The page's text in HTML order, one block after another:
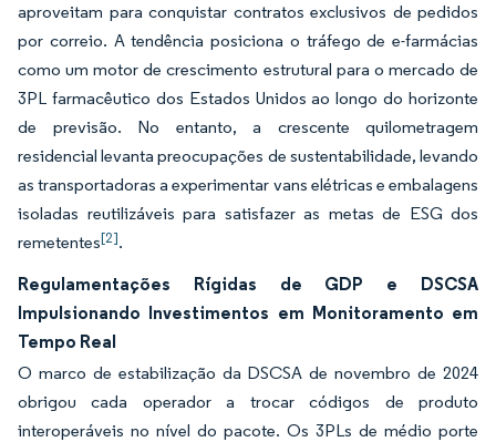
aproveitam para conquistar contratos exclusivos de pedidos
por correio. A tendência posiciona o tráfego de e-farmácias
como um motor de crescimento estrutural para o mercado de
3PL farmacêutico dos Estados Unidos ao longo do horizonte
de previsão. No entanto, a crescente quilometragem
residencial levanta preocupações de sustentabilidade, levando
as transportadoras a experimentar vans elétricas e embalagens
isoladas reutilizáveis para satisfazer as metas de ESG dos
remetentes[2].
Regulamentações Rígidas de GDP e DSCSA
Impulsionando Investimentos em Monitoramento em
Tempo Real
O marco de estabilização da DSCSA de novembro de 2024
obrigou cada operador a trocar códigos de produto
interoperáveis no nível do pacote. Os 3PLs de médio porte